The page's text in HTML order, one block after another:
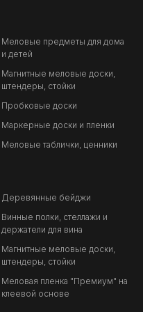
Меловые предметы для дома
и детей
Магнитные меловые доски,
штендеры, стойки
Пробковые доски
Маркерные доски и пленки
Меловые таблички, ценники
Деревянные бейджи
Винные полки, стеллажи и
держатели для вина
Магнитные меловые доски,
штендеры, стойки
Меловая пленка "Премиум" на
клеевой основе